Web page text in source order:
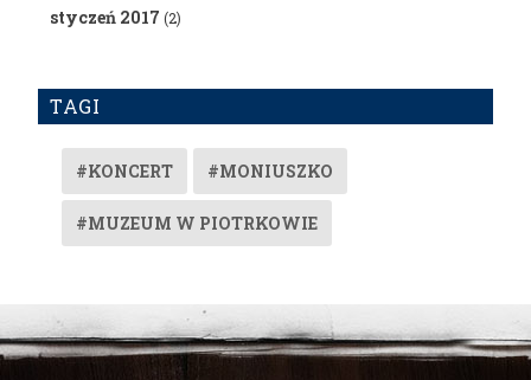
styczeń 2017 (2)
TAGI
#KONCERT #MONIUSZKO
#MUZEUM W PIOTRKOWIE